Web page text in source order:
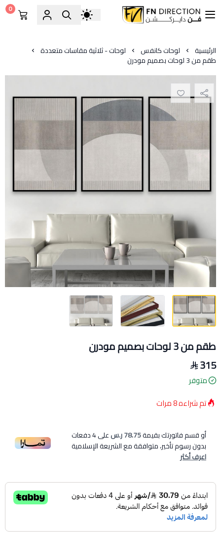
فن دايركشن
0
الرئيسية لوحات كانفس لوحات - ثلاثية مقاسات متعددة
طقم من 3 لوحات بصميم مودرن
طقم من 3 لوحات بصميم مودرن
315
متوفر
تم شراءه8مرات
أو قسم فاتورتك بقيمة78.75 ر.س على4دفعات
بدون رسوم تأخير، متوافقة مع الشريعة الإسلامية
اعرف أكثر